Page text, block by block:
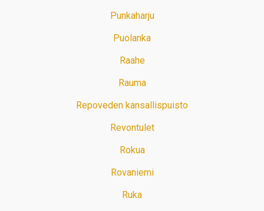
Punkaharju
Puolanka
Raahe
Rauma
Repoveden kansallispuisto
Revontulet
Rokua
Rovaniemi
Ruka